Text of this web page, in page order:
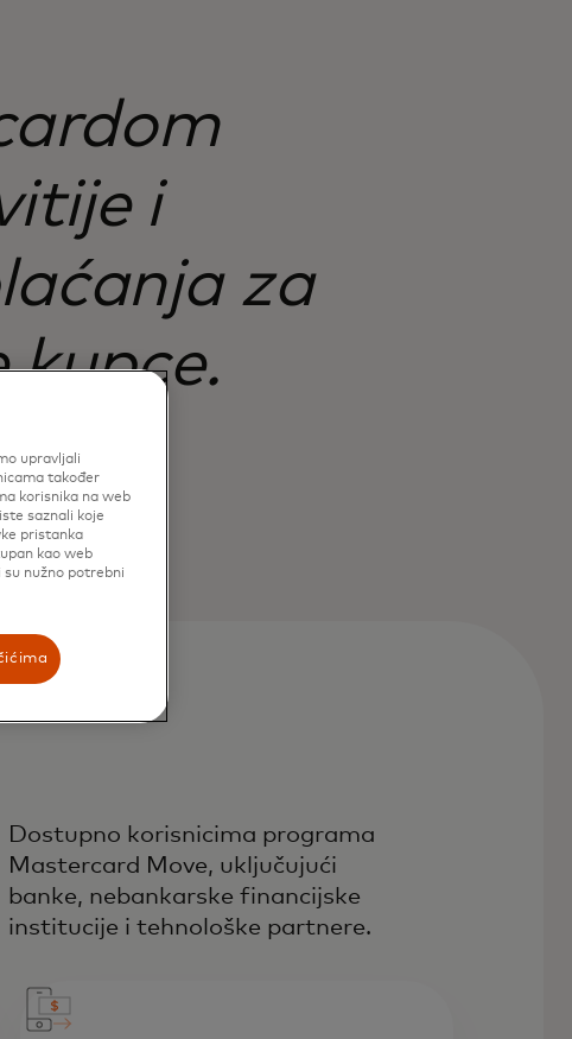
i
za
kupce.
Dostupno korisnicima programa
Mastercard Move, uključujući
banke, nebankarske financijske
institucije i tehnološke partnere.
upravljali
također
korisnika na web
saznali koje
pristanka
kao web
su nužno potrebni